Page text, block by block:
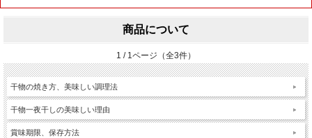
商品について
1 / 1ページ（全3件）
干物の焼き方、美味しい調理法
干物一夜干しの美味しい理由
賞味期限、保存方法